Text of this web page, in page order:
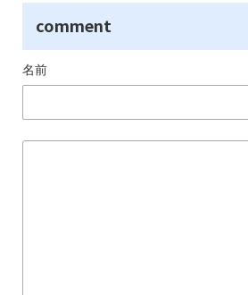
comment
名前